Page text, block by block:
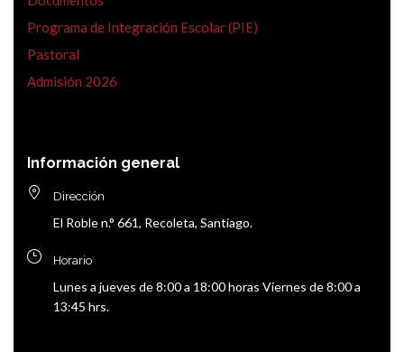
Programa de Integración Escolar (PIE)
Pastoral
Admisión 2026
Información general
Dirección
El Roble n.° 661, Recoleta, Santiago.
Horario
Lunes a jueves de 8:00 a 18:00 horas Viernes de 8:00 a
13:45 hrs.